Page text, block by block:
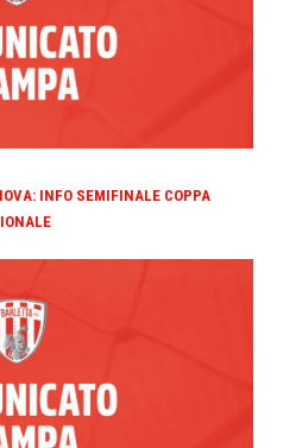
INFO SEMIFINALE COPPA